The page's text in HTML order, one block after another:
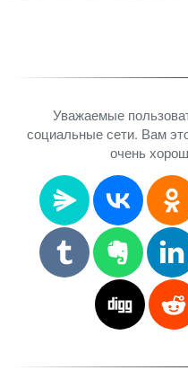
Уважаемые
социальные сети. Вам
очень